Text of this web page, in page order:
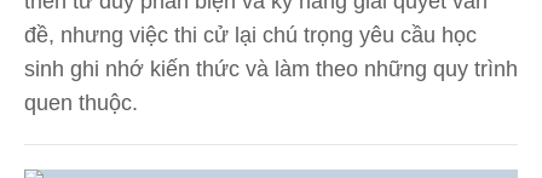
đề, nhưng việc thi cử lại chú trọng yêu cầu học
sinh ghi nhớ kiến thức và làm theo những quy trình
quen thuộc.